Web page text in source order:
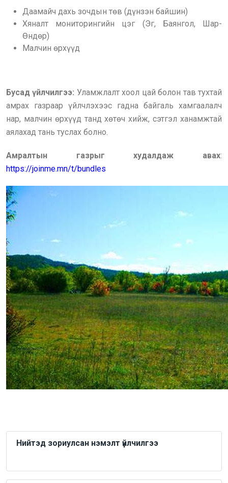
Даамайч дахь зочдын төв (дүнзэн байшин)
Хяналт мониторингийн цэг (Эг, Баянгол, Шар-
Өндөр)
Малчин өрхүүд
Бусад үйлчилгээ: Уламжлалт хоол цай болон тав тухтай
амрах газраар үйлчлэхээс гадна байгаль хамгаалалч
нар, малчин өрхүүд танд хөтөч хийж, сэтгэл ханамжтай
аялахад тань туслах болно.
Амралтын газрыг худалдаж авах:
https://joinme.mn/t/bundles
Нийтэд зориулсан нэмэлт үйлчилгээ